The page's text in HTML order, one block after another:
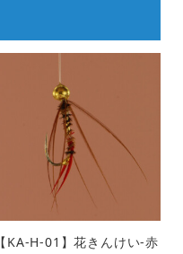
【KA-H-01】花きんけい-赤